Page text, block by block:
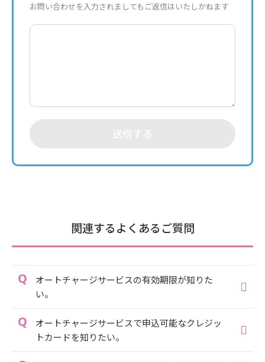
お問い合わせを入力されましてもご返信はいたしかねます
送信する
関連するよくあるご質問
オートチャージサービスの有効期限が知りた
い。
オートチャージサービスで申込可能なクレジッ
トカードを知りたい。